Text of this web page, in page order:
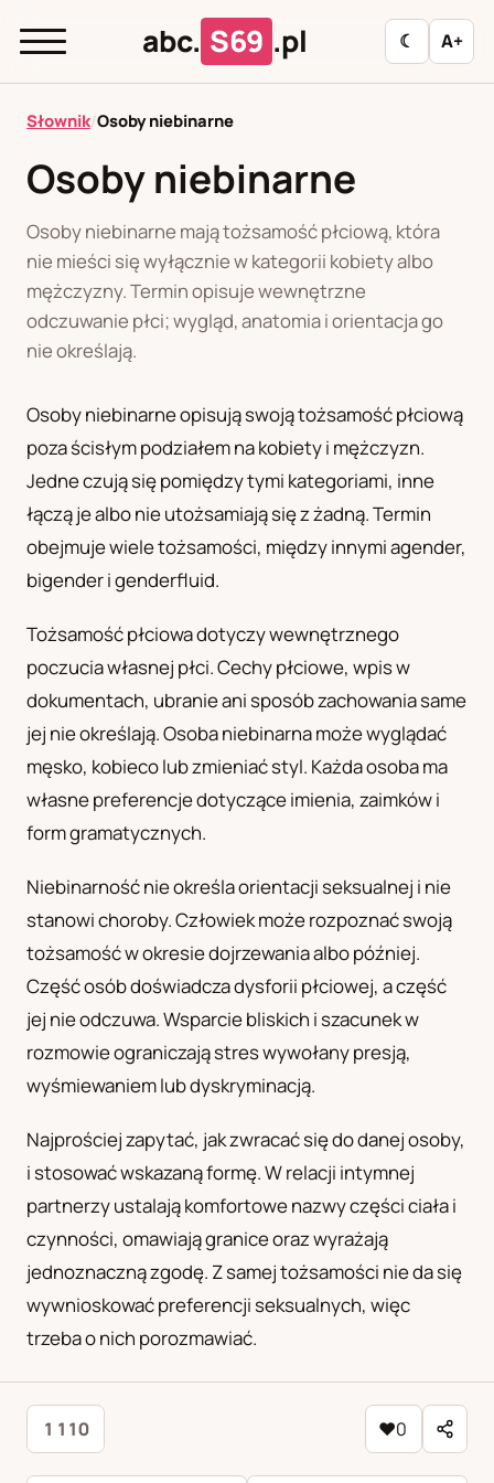
abc. S69 .pl ☾ A+
abc.
C
J
K L M N O P R
S
T
U W Z Ł
PL
Polski Русский
Українська
Słownik/Osoby niebinarne
Osoby niebinarne
Osoby niebinarne mają tożsamość płciową, która
nie mieści się wyłącznie w kategorii kobiety albo
mężczyzny. Termin opisuje wewnętrzne
odczuwanie płci; wygląd, anatomia i orientacja go
nie określają.
Osoby niebinarne opisują swoją tożsamość płciową
poza ścisłym podziałem na kobiety i mężczyzn.
Jedne czują się pomiędzy tymi kategoriami, inne
łączą je albo nie utożsamiają się z żadną. Termin
obejmuje wiele tożsamości, między innymi agender,
bigender i genderfluid.
Tożsamość płciowa dotyczy wewnętrznego
poczucia własnej płci. Cechy płciowe, wpis w
dokumentach, ubranie ani sposób zachowania same
jej nie określają. Osoba niebinarna może wyglądać
męsko, kobieco lub zmieniać styl. Każda osoba ma
własne preferencje dotyczące imienia, zaimków i
form gramatycznych.
Niebinarność nie określa orientacji seksualnej i nie
stanowi choroby. Człowiek może rozpoznać swoją
tożsamość w okresie dojrzewania albo później.
Część osób doświadcza dysforii płciowej, a część
jej nie odczuwa. Wsparcie bliskich i szacunek w
rozmowie ograniczają stres wywołany presją,
wyśmiewaniem lub dyskryminacją.
Najprościej zapytać, jak zwracać się do danej osoby,
i stosować wskazaną formę. W relacji intymnej
partnerzy ustalają komfortowe nazwy części ciała i
czynności, omawiają granice oraz wyrażają
jednoznaczną zgodę. Z samej tożsamości nie da się
wywnioskować preferencji seksualnych, więc
trzeba o nich porozmawiać.
1 110 ♥0